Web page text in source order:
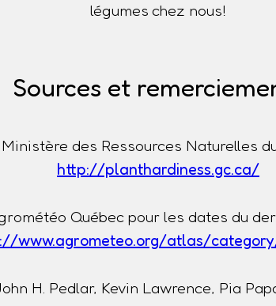
légumes chez nous!
Sources et
des Ressources Naturelles
http://planthardiness.gc.ca/
Québec pour les dates du
www.agrometeo.org/atlas/
H. Pedlar, Kevin Lawrence, Pia